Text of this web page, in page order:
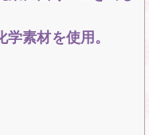
素材を使用。